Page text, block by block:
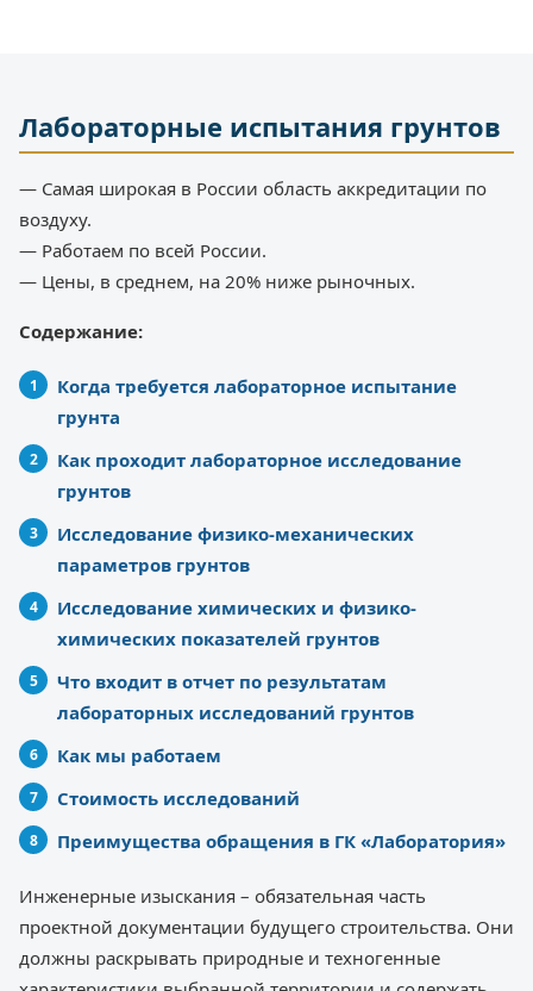
Лабораторные испытания грунтов
— Самая широкая в России область аккредитации по
воздуху.
— Работаем по всей России.
— Цены, в среднем, на 20% ниже рыночных.
Содержание:
Когда требуется лабораторное испытание
грунта
Как проходит лабораторное исследование
грунтов
Исследование физико-механических
параметров грунтов
Исследование химических и физико-
химических показателей грунтов
Что входит в отчет по результатам
лабораторных исследований грунтов
Как мы работаем
Стоимость исследований
Преимущества обращения в ГК «Лаборатория»
Инженерные изыскания – обязательная часть
проектной документации будущего строительства. Они
должны раскрывать природные и техногенные